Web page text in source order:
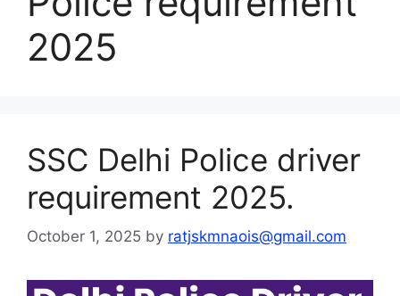
2025
SSC Delhi Police driver
requirement 2025.
October 1, 2025 by ratjskmnaois@gmail.com